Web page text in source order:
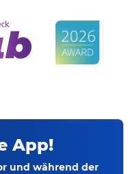
App!
und während der